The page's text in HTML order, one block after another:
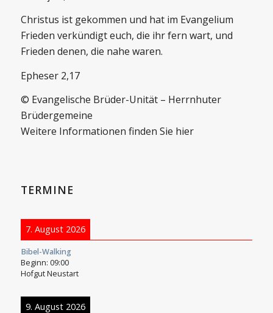
Christus ist gekommen und hat im Evangelium
Frieden verkündigt euch, die ihr fern wart, und
Frieden denen, die nahe waren.
Epheser 2,17
© Evangelische Brüder-Unität – Herrnhuter
Brüdergemeine
Weitere Informationen finden Sie hier
TERMINE
7. August 2026
Bibel-Walking
Beginn: 09:00
Hofgut Neustart
9. August 2026